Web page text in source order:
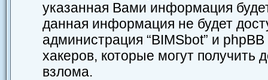
указанная Вами информация
данная информация не будет
администрация “BIMSbot” и
хакеров, которые могут получить
взлома.